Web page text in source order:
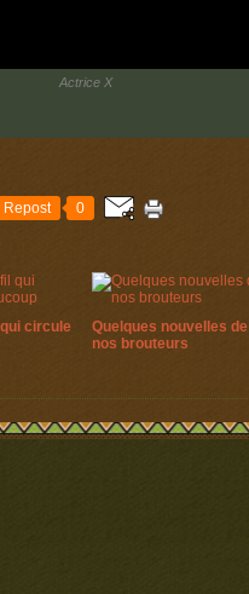
Actrice X
Repost 0
circule
Quelques nouvelles de
nos brouteurs